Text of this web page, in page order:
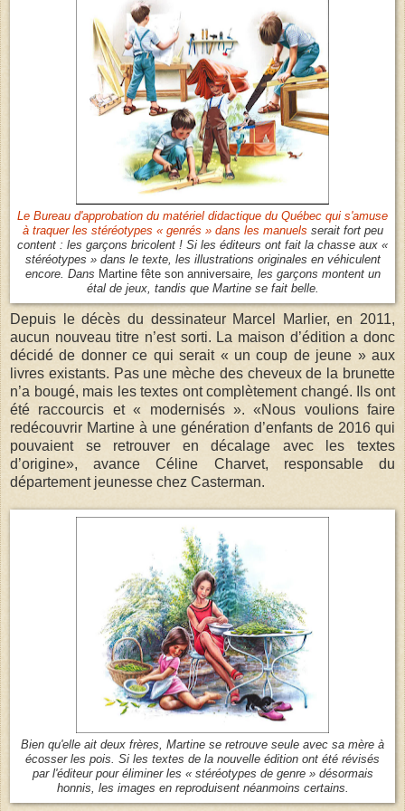
Le Bureau d'approbation du matériel didactique du Québec qui s'amuse
à traquer les stéréotypes « genrés » dans les manuels serait fort peu
content : les garçons bricolent ! Si les éditeurs ont fait la chasse aux «
stéréotypes » dans le texte, les illustrations originales en véhiculent
encore. Dans Martine fête son anniversaire, les garçons montent un
étal de jeux, tandis que Martine se fait belle.
Depuis le décès du dessinateur Marcel Marlier, en 2011,
aucun nouveau titre n’est sorti. La maison d’édition a donc
décidé de donner ce qui serait « un coup de jeune » aux
livres existants. Pas une mèche des cheveux de la brunette
n’a bougé, mais les textes ont complètement changé. Ils ont
été raccourcis et « modernisés ». «Nous voulions faire
redécouvrir Martine à une génération d’enfants de 2016 qui
pouvaient se retrouver en décalage avec les textes
d’origine», avance Céline Charvet, responsable du
département jeunesse chez Casterman.
Bien qu'elle ait deux frères, Martine se retrouve seule avec sa mère à
écosser les pois. Si les textes de la nouvelle édition ont été révisés
par l'éditeur pour éliminer les « stéréotypes de genre » désormais
honnis, les images en reproduisent néanmoins certains.